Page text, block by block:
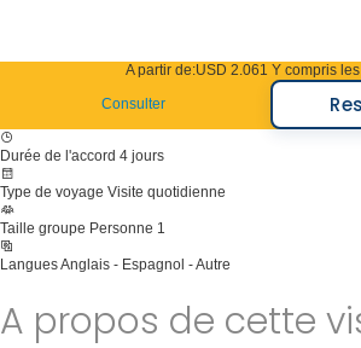
A partir de:USD 2.061 Y compris
Consulter
Durée de l'accord 4 jours
Type de voyage Visite quotidienne
Taille groupe Personne 1
LanguesAnglais - Espagnol - Autre
A propos de cette